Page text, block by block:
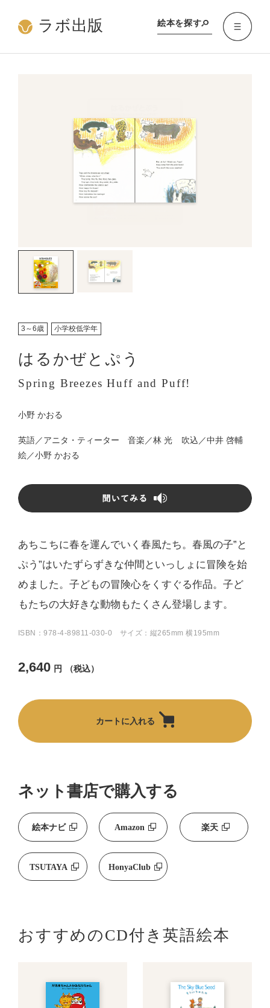
ラボ出版 絵本を探す
3～6歳 小学校低学年
はるかぜとぷう
Spring Breezes Huff and Puff!
小野 かおる
英語／アニタ・ティーター 音楽／林 光 吹込／中井 啓輔
絵／小野 かおる
あちこちに春を運んでいく春風たち。春風の子”と
ぷう”はいたずらずきな仲間といっしょに冒険を始
めました。子どもの冒険心をくすぐる作品。子ど
もたちの大好きな動物もたくさん登場します。
ISBN：978-4-89811-030-0 サイズ：縦265mm 横195mm
2,640 円 （税込）
カートに入れる
ネット書店で購入する
絵本ナビ Amazon 楽天
TSUTAYA HonyaClub
おすすめのCD付き英語絵本